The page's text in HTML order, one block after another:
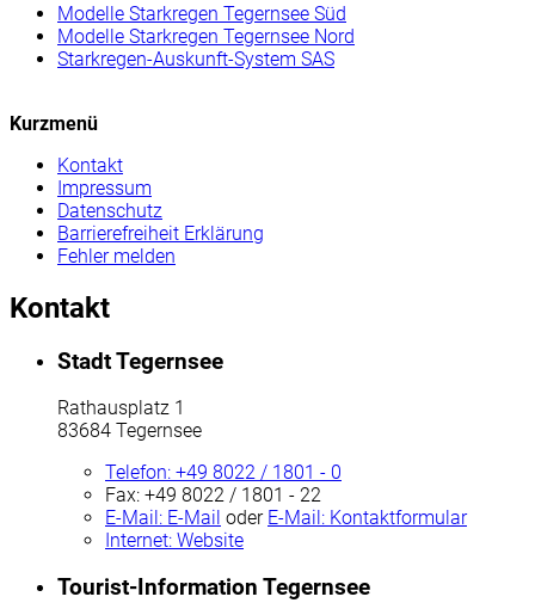
Modelle Starkregen Tegernsee Süd
Modelle Starkregen Tegernsee Nord
Starkregen-Auskunft-System SAS
Kurzmenü
Kontakt
Impressum
Datenschutz
Barrierefreiheit Erklärung
Fehler melden
Kontakt
Stadt Tegernsee
Rathausplatz 1
83684 Tegernsee
Telefon: +49 8022 / 1801 - 0
Fax: +49 8022 / 1801 - 22
E-Mail: E-Mail oder E-Mail: Kontaktformular
Internet: Website
Tourist-Information Tegernsee